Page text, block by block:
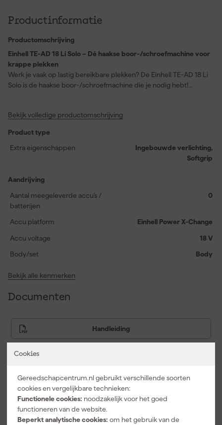
Cookies
Gereedschapcentrum.nl gebruikt verschillende soorten
cookies en vergelijkbare technieken:
Functionele cookies: noodzakelijk voor het goed
functioneren van de website.
Beperkt analytische cookies: om het gebruik van de
Productinformatie
Productomschrijving
Einhell TE-AD 18 Li Solo – Dé haakse boor-/schroefmachine voor
krappe plekken
Werk je vaak op lastig bereikbare plekken? De Einhell TE-AD 18 Li
Solo is de haakse boor-/schroefmachine die je nodig hebt!
krachtige 45 Nm koppel en een toerental tot 1.100 t/min levert
tandwielaandrijving zorgt voor efficiënte krachtoverbrenging,
terwijl de fijn instelbare elektronische snelheidsregeling je
volledige controle geeft. De 10 mm snelspanboorkop maakt
werkruimtes houd je overzicht dankzij de ingebouwde LED-
extra flexibiliteit, zodat je vanuit elke hoek comfortabel werkt. En
dankzij het slanke, ergonomische ontwerp met softgrip ligt deze
boor-/schroefmachine perfect in de hand.
Bekijk volledige productomschrijving
Product type
Extra eigenschappen
Ingebouwde verlichting,
Softgrip
Aandrijving
Aantal meegeleverde accu's /
batterijen
0
Accu platform Einhell Power X-Change
Accu voltage 18 V
Body/set Body
Bekijk alle kenmerken
Documenten
Handleiding
Vaak gekocht met